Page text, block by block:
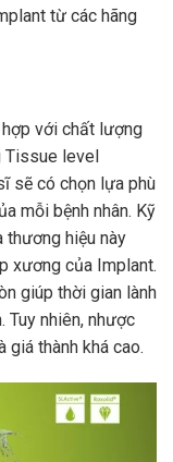
từ các hãng
với chất lượng
Tissue level
sẽ có chọn lựa phù
mỗi bệnh nhân. Kỹ
thương hiệu này
xương của Implant.
giúp thời gian lành
nhiên, nhược
giá thành khá cao.